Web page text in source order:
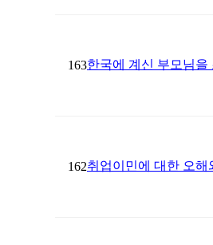
163한국에 계신 부모님을
162취업이민에 대한 오해